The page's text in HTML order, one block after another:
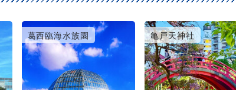
葛西臨海水族園 亀戸天神社